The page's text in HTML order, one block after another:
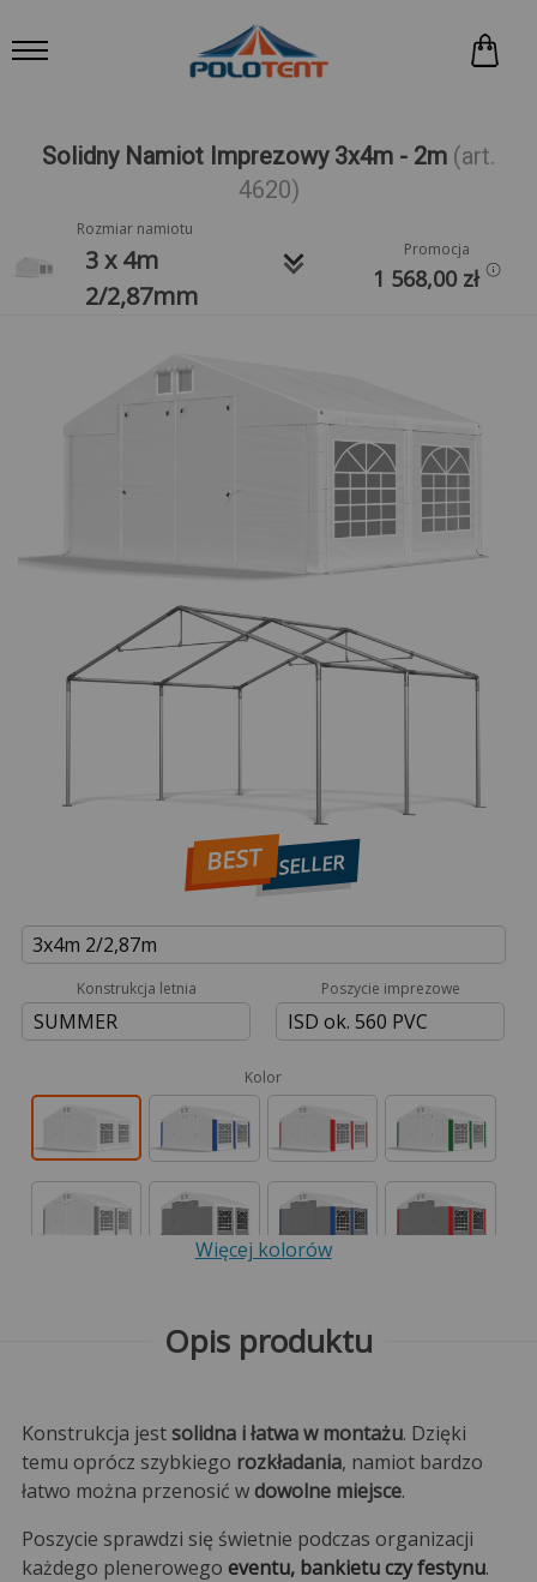
Solidny Namiot Imprezowy 3x4m - 2m (art.
4620)
Rozmiar namiotu
3 x 4m
2/2,87mm
keyboard_arrow_down Promocja
1 568,00 zł
BEST SELLER
3x4m 2/2,87m
Konstrukcja letnia
SUMMER
Poszycie imprezowe
ISD ok. 560 PVC
Kolor
Więcej kolorów
Opis produktu
Konstrukcja jestsolidna i łatwa w montażu. Dzięki
temu oprócz szybkiego rozkładania, namiot bardzo
łatwo można przenosić wdowolne miejsce.
Poszycie sprawdzi się świetnie podczas organizacji
każdego plenerowego eventu, bankietu czy festynu.